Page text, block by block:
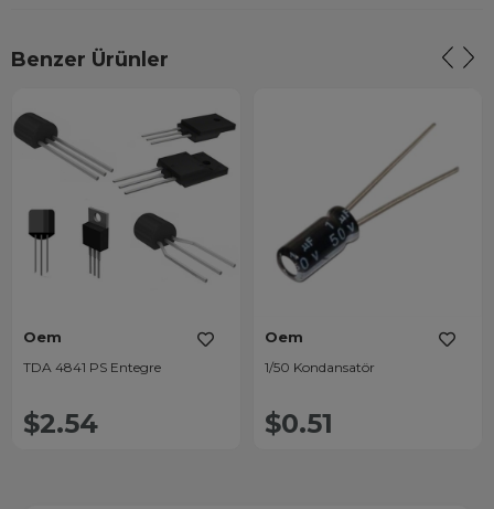
Benzer Ürünler
Oem
TDA 4841 PS Entegre
$2.54
Oem
1/50 Kondansatör
$0.51